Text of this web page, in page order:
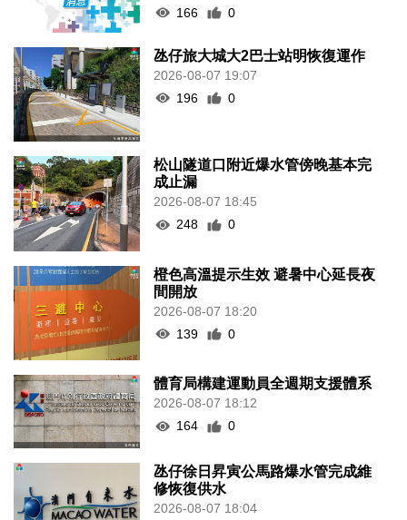
166
0
氹仔旅大城大2巴士站明恢復運作
2026-08-07 19:07
196
0
松山隧道口附近爆水管傍晚基本完
成止漏
2026-08-07 18:45
248
0
橙色高溫提示生效 避暑中心延長夜
間開放
2026-08-07 18:20
139
0
體育局構建運動員全週期支援體系
2026-08-07 18:12
164
0
氹仔徐日昇寅公馬路爆水管完成維
修恢復供水
2026-08-07 18:04